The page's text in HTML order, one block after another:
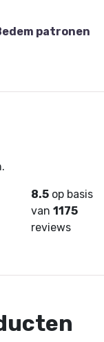
patronen
8.5 op basis
van1175
reviews